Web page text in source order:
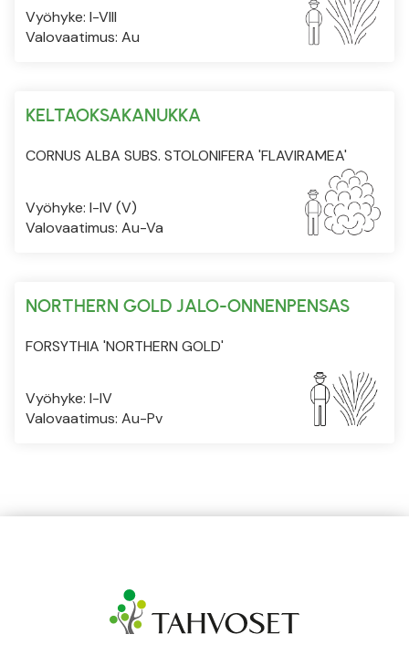
Vyöhyke: I-VIII
Valovaatimus: Au
KELTAOKSAKANUKKA
CORNUS ALBA SUBS. STOLONIFERA 'FLAVIRAMEA'
Vyöhyke: I-IV (V)
Valovaatimus: Au-Va
NORTHERN GOLD JALO-ONNENPENSAS
FORSYTHIA 'NORTHERN GOLD'
Vyöhyke: I-IV
Valovaatimus: Au-Pv